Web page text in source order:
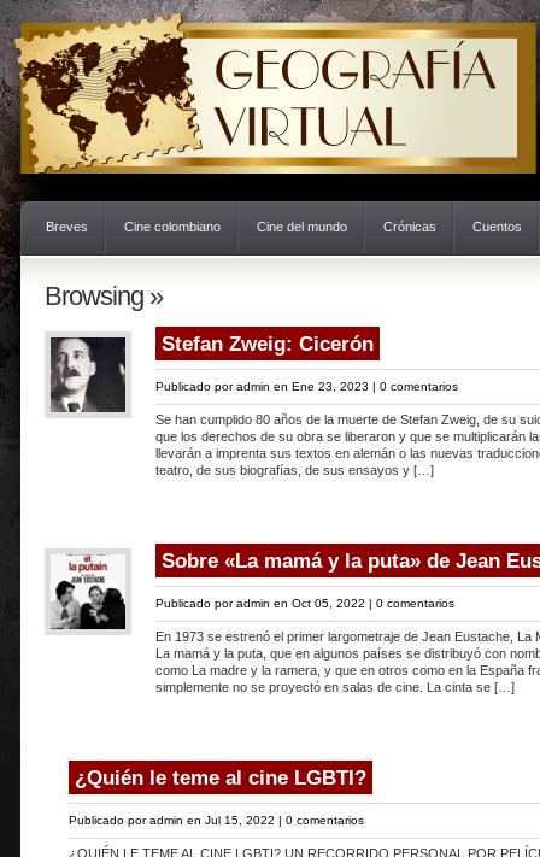
Breves Cine colombiano Cine del mundo Crónicas Cuentos
Browsing »
Stefan Zweig: Cicerón
Publicado poradmin en Ene 23, 2023 | 0 comentarios
Se han cumplido 80 años de la muerte de Stefan Zweig, de su
que los derechos de su obra se liberaron y que se multiplicarán
llevarán a imprenta sus textos en alemán o las nuevas
teatro, de sus biografías, de sus ensayos y […]
Sobre «La mamá y la puta» de Jean
Publicado poradmin en Oct 05, 2022 | 0 comentarios
En 1973 se estrenó el primer largometraje de Jean Eustache, La
La mamá y la puta, que en algunos países se distribuyó con
como La madre y la ramera, y que en otros como en la España
simplemente no se proyectó en salas de cine. La cinta se […]
¿Quién le teme al cine LGBTI?
Publicado poradmin en Jul 15, 2022 | 0 comentarios
¿QUIÉN LE TEME AL CINE LGBTI? UN RECORRIDO PERSONAL POR